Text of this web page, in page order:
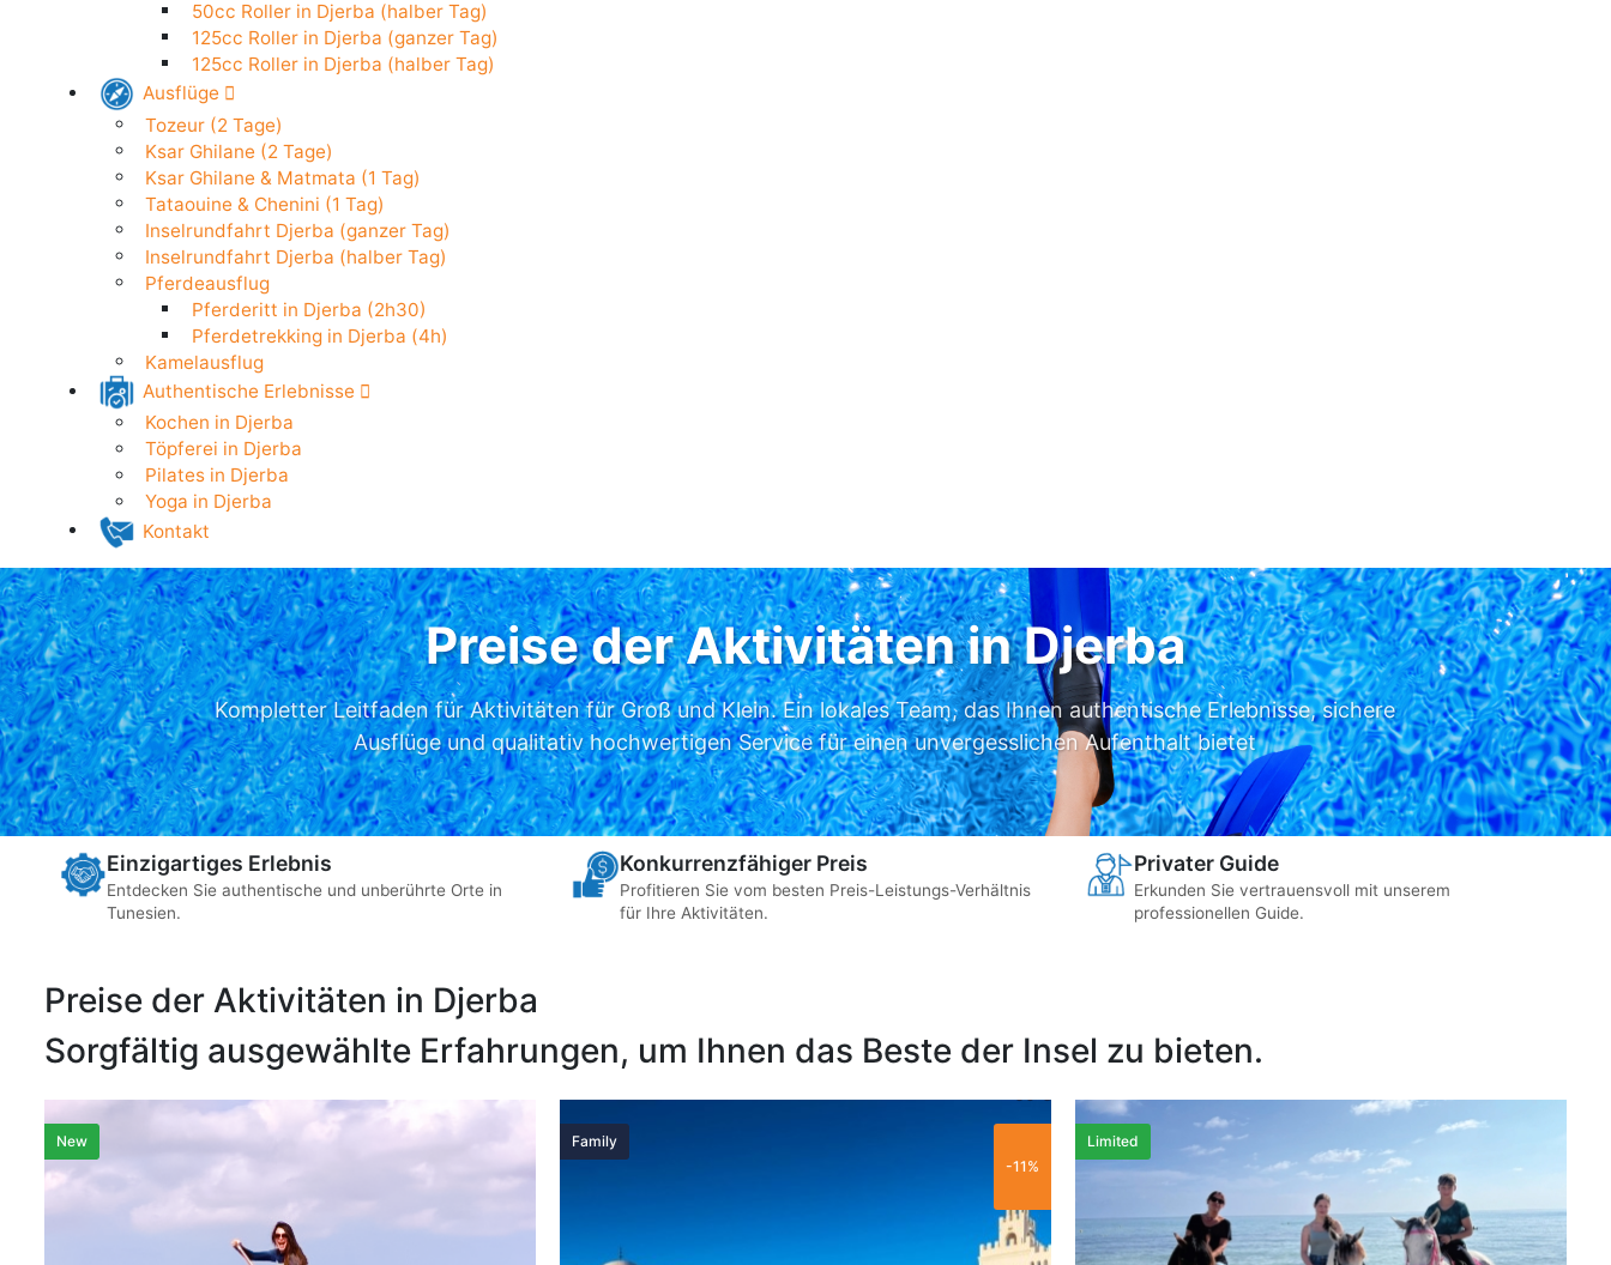
Elektroroller in Djerba (24h)
50cc Roller in Djerba (halber Tag)
125cc Roller in Djerba (ganzer Tag)
125cc Roller in Djerba (halber Tag)
Ausflüge
Tozeur (2 Tage)
Ksar Ghilane (2 Tage)
Ksar Ghilane & Matmata (1 Tag)
Tataouine & Chenini (1 Tag)
Inselrundfahrt Djerba (ganzer Tag)
Inselrundfahrt Djerba (halber Tag)
Pferdeausflug
Pferderitt in Djerba (2h30)
Pferdetrekking in Djerba (4h)
Kamelausflug
Authentische Erlebnisse
Kochen in Djerba
Töpferei in Djerba
Pilates in Djerba
Yoga in Djerba
Kontakt
Preise der Aktivitäten in Djerba
Kompletter Leitfaden für Aktivitäten für Groß und Klein. Ein lokales Team, das Ihnen authentische Erlebnisse, sichere
Ausflüge und qualitativ hochwertigen Service für einen unvergesslichen Aufenthalt bietet
Einzigartiges Erlebnis
Entdecken Sie authentische und unberührte Orte in
Tunesien.
Konkurrenzfähiger Preis
Profitieren Sie vom besten Preis-Leistungs-Verhältnis
für Ihre Aktivitäten.
Privater Guide
Erkunden Sie vertrauensvoll mit unserem
professionellen Guide.
Preise der Aktivitäten in Djerba
Sorgfältig ausgewählte Erfahrungen, um Ihnen das Beste der Insel zu bieten.
New
Family
-11%
Limited